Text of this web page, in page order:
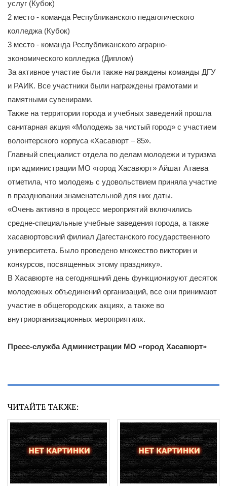
услуг (Кубок)
2 место - команда Республиканского педагогического
колледжа (Кубок)
3 место - команда Республиканского аграрно-
экономического колледжа (Диплом)
За активное участие были также награждены команды ДГУ
и РАИК. Все участники были награждены грамотами и
памятными сувенирами.
Также на территории города и учебных заведений прошла
санитарная акция «Молодежь за чистый город» с участием
волонтерского корпуса «Хасавюрт – 85».
Главный специалист отдела по делам молодежи и туризма
при администрации МО «город Хасавюрт» Айшат Атаева
отметила, что молодежь с удовольствием приняла участие
в праздновании знаменательной для них даты.
«Очень активно в процесс мероприятий включились
средне-специальные учебные заведения города, а также
хасавюртовский филиал Дагестанского государственного
университета. Было проведено множество викторин и
конкурсов, посвященных этому празднику».
В Хасавюрте на сегодняшний день функционируют десяток
молодежных объединений организаций, все они принимают
участие в общегородских акциях, а также во
внутриорганизационных мероприятиях.
Пресс-служба Администрации МО «город Хасавюрт»
ЧИТАЙТЕ ТАКЖЕ: